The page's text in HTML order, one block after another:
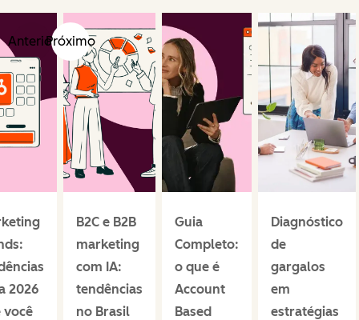
AnteriorPróximo
2026
você
B2C e B2B
marketing
com IA:
tendências
no Brasil
Guia
Completo:
o que é
Account
Based
Diagnóstico
de
gargalos
em
estratégias